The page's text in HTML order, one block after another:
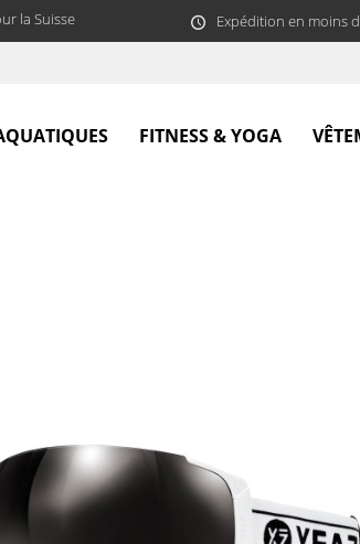
la Suisse Expédition en moins
FITNESS & YOGA